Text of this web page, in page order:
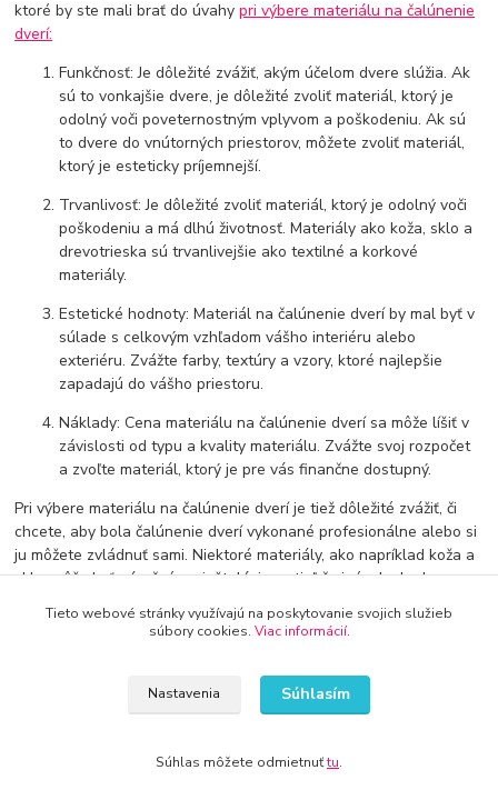
ktoré by ste mali brať do úvahypri výbere materiálu na čalúnenie
dverí:
Funkčnosť: Je dôležité zvážiť, akým účelom dvere slúžia. Ak
sú to vonkajšie dvere, je dôležité zvoliť materiál, ktorý je
odolný voči poveternostným vplyvom a poškodeniu. Ak sú
to dvere do vnútorných priestorov, môžete zvoliť materiál,
ktorý je esteticky príjemnejší.
Trvanlivosť: Je dôležité zvoliť materiál, ktorý je odolný voči
poškodeniu a má dlhú životnosť. Materiály ako koža, sklo a
drevotrieska sú trvanlivejšie ako textilné a korkové
materiály.
Estetické hodnoty: Materiál na čalúnenie dverí by mal byť v
súlade s celkovým vzhľadom vášho interiéru alebo
exteriéru. Zvážte farby, textúry a vzory, ktoré najlepšie
zapadajú do vášho priestoru.
Náklady: Cena materiálu na čalúnenie dverí sa môže líšiť v
závislosti od typu a kvality materiálu. Zvážte svoj rozpočet
a zvoľte materiál, ktorý je pre vás finančne dostupný.
Pri výbere materiálu na čalúnenie dverí je tiež dôležité zvážiť, či
chcete, aby bola čalúnenie dverí vykonané profesionálne alebo si
ju môžete zvládnuť sami. Niektoré materiály, ako napríklad koža a
sklo, môžu byť náročné na inštaláciu, zatiaľ čo iné, ako kork a
textil, môžete nainštalovať sami.
V každom prípade, správne čalúnenie dverí môže zlepšiť vzhľad
zmeniť vzhľad svojich dverí, zvážte niektoré z týchto materiálov na
čalúnenie a zvoľte ten, ktorý najlepšie vyhovuje vašim potrebám.
Tieto webové stránky využívajú na poskytovanie svojich služieb
súbory cookies. Viac informácií.
Nastavenia Súhlasím
Súhlas môžete odmietnuťtu.